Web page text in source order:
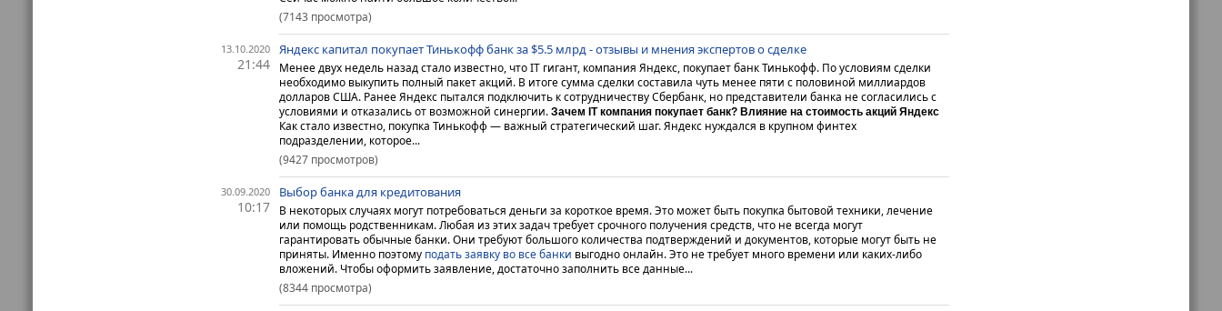
(7143 просмотра)
13.10.2020
21:44
Яндекс капитал покупает Тинькофф банк за $5.5 млрд - отзывы и мнения экспертов о сделке
Менее двух недель назад стало известно, что IT гигант, компания Яндекс, покупает банк Тинькофф. По условиям сделки
необходимо выкупить полный пакет акций. В итоге сумма сделки составила чуть менее пяти с половиной миллиардов
долларов США. Ранее Яндекс пытался подключить к сотрудничеству Сбербанк, но представители банка не согласились с
условиями и отказались от возможной синергии. Зачем IT компания покупает банк? Влияние на стоимость акций Яндекс
Как стало известно, покупка Тинькофф — важный стратегический шаг. Яндекс нуждался в крупном финтех
подразделении, которое...
(9427 просмотров)
30.09.2020
10:17
Выбор банка для кредитования
В некоторых случаях могут потребоваться деньги за короткое время. Это может быть покупка бытовой техники, лечение
или помощь родственникам. Любая из этих задач требует срочного получения средств, что не всегда могут
гарантировать обычные банки. Они требуют большого количества подтверждений и документов, которые могут быть не
приняты. Именно поэтому подать заявку во все банки выгодно онлайн. Это не требует много времени или каких-либо
вложений. Чтобы оформить заявление, достаточно заполнить все данные...
(8344 просмотра)